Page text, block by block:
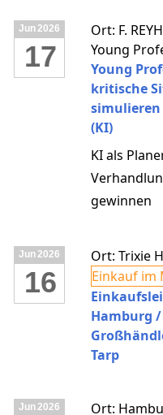
der IT-
praktischer
kompakt,
anwendbar.
gezielten
Jun2026
17
Ort: F.
Young
Young
kritische
(KI)
KI als
gewinnen
Jun2026
16
Ort: Trixie
Einkauf im
Hamburg
Tarp
Jun2026
Ort: